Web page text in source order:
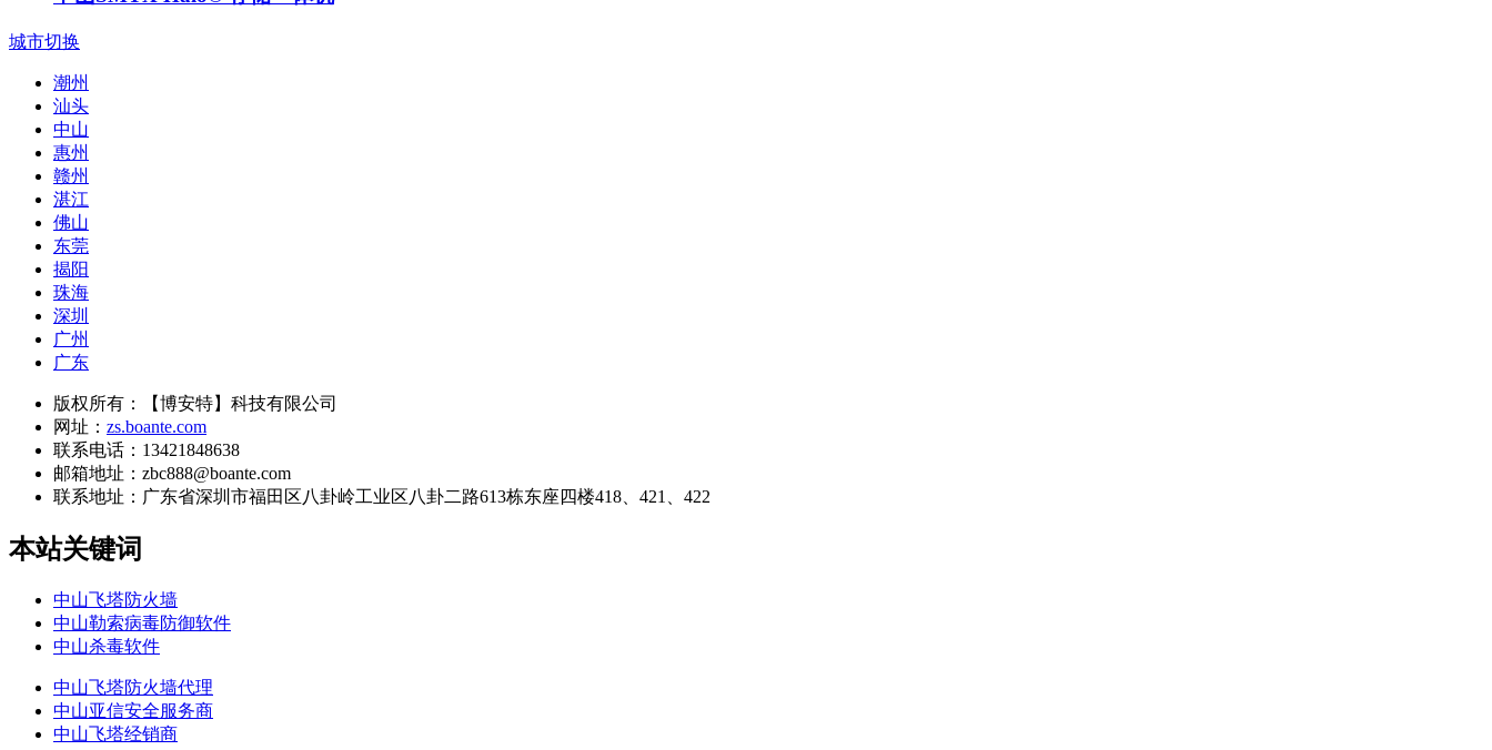
城市切换
潮州
汕头
中山
惠州
赣州
湛江
佛山
东莞
揭阳
珠海
深圳
广州
广东
版权所有：【博安特】科技有限公司
网址： zs.boante.com
联系电话：13421848638
邮箱地址：zbc888@boante.com
联系地址： 广东省深圳市福田区八卦岭工业区八卦二路613栋东座四楼418、421、422
本站关键词
中山飞塔防火墙
中山勒索病毒防御软件
中山杀毒软件
中山飞塔防火墙代理
中山亚信安全服务商
中山飞塔经销商